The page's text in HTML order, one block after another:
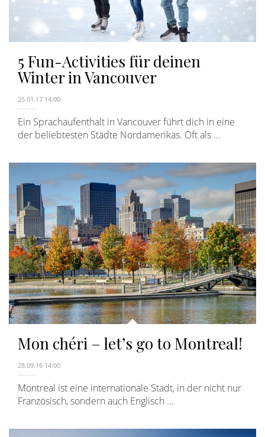
5 Fun-Activities für deinen
Winter in Vancouver
25.01.17 14:00
Ein Sprachaufenthalt in Vancouver führt dich in eine
der beliebtesten Städte Nordamerikas. Oft als ...
Mon chéri – let’s go to Montreal!
28.09.16 14:00
Montreal ist eine internationale Stadt, in der nicht nur
Französisch, sondern auch Englisch ...